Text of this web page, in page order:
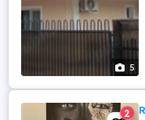
5
2